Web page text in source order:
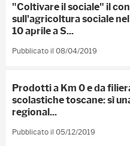
"Coltivare il sociale" il
sull'agricoltura sociale
10 aprile a S...
Pubblicato il 08/04/2019
Prodotti a Km 0 e da
scolastiche toscane: sì
regional...
Pubblicato il 05/12/2019